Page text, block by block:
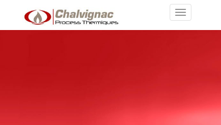
Toggle
navigation